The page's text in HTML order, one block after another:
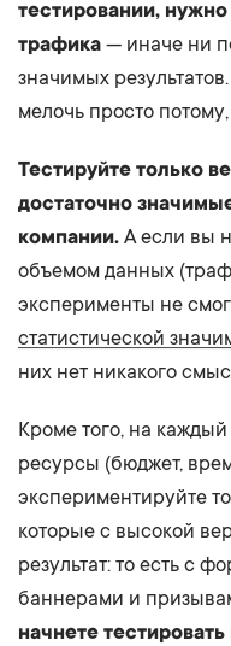
тестировании,
трафика — иначе ни
значимых
мелочь просто
Тестируйте только
достаточно
компании. А если вы
объемом данных
эксперименты не
статистической
них нет никакого
Кроме того, на каждый
ресурсы (бюджет,
экспериментируйте
которые с высокой
результат: то есть с
баннерами и
начнете